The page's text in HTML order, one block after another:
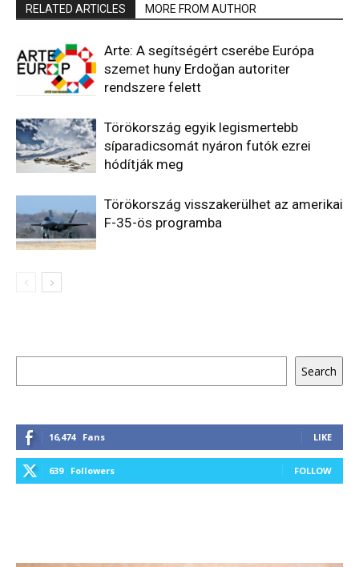
RELATED ARTICLES MORE FROM AUTHOR
Arte: A segítségért cserébe Európa
szemet huny Erdoğan autoriter
rendszere felett
Törökország egyik legismertebb
síparadicsomát nyáron futók ezrei
hódítják meg
Törökország visszakerülhet az amerikai
F-35-ös programba
Search
16,474 Fans LIKE
639 Followers FOLLOW